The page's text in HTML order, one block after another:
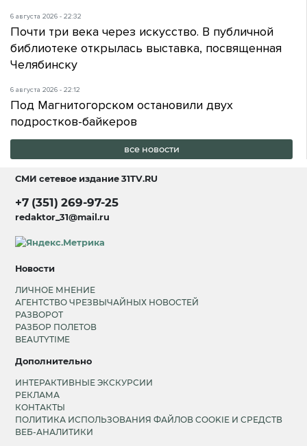
6 августа 2026 - 22:32
Почти три века через искусство. В публичной
библиотеке открылась выставка, посвященная
Челябинску
6 августа 2026 - 22:12
Под Магнитогорском остановили двух
подростков-байкеров
все новости
СМИ сетевое издание31TV.RU
+7 (351) 269-97-25
redaktor_31@mail.ru
Новости
ЛИЧНОЕ МНЕНИЕ
АГЕНТСТВО ЧРЕЗВЫЧАЙНЫХ НОВОСТЕЙ
РАЗВОРОТ
РАЗБОР ПОЛЕТОВ
BEAUTYTIME
Дополнительно
ИНТЕРАКТИВНЫЕ ЭКСКУРСИИ
РЕКЛАМА
КОНТАКТЫ
ПОЛИТИКА ИСПОЛЬЗОВАНИЯ ФАЙЛОВ COOKIE И СРЕДСТВ
ВЕБ-АНАЛИТИКИ